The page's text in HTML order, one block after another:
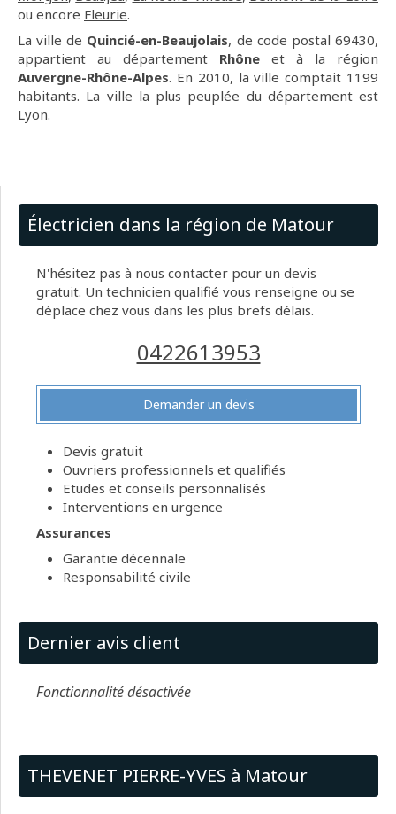
ou encore Fleurie.
La ville de Quincié-en-Beaujolais, de code postal 69430,
appartient au département Rhône et à la région
Auvergne-Rhône-Alpes. En 2010, la ville comptait 1199
habitants. La ville la plus peuplée du département est
Lyon.
Électricien dans la région de Matour
N'hésitez pas à nous contacter pour un devis
gratuit. Un technicien qualifié vous renseigne ou se
déplace chez vous dans les plus brefs délais.
0422613953
Demander un devis
Devis gratuit
Ouvriers professionnels et qualifiés
Etudes et conseils personnalisés
Interventions en urgence
Assurances
Garantie décennale
Responsabilité civile
Dernier avis client
Fonctionnalité désactivée
THEVENET PIERRE-YVES à Matour